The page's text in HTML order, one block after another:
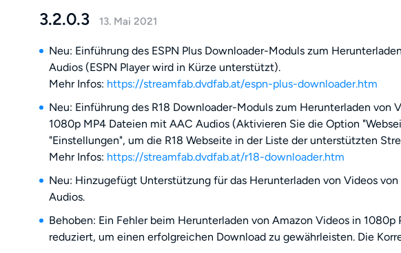
3.2.0.3 13. Mai 2021
Neu: Einführung des ESPN Plus Downloader-Moduls zum
Audios (ESPN Player wird in Kürze unterstützt).
Mehr Infos: https://streamfab.dvdfab.at/espn-plus-downloader.htm
Neu: Einführung des R18 Downloader-Moduls zum Herunterladen von
1080p MP4 Dateien mit AAC Audios (Aktivieren Sie die Option
"Einstellungen", um die R18 Webseite in der Liste der unterstützten
Mehr Infos: https://streamfab.dvdfab.at/r18-downloader.htm
Neu: Hinzugefügt Unterstützung für das Herunterladen von Videos
Audios.
Behoben: Ein Fehler beim Herunterladen von Amazon Videos in
reduziert, um einen erfolgreichen Download zu gewährleisten. Die